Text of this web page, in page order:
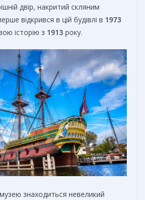
двір, накритий скляним
відкрився в цій будівлі в 1973
історію з 1913 року.
знаходиться невеликий